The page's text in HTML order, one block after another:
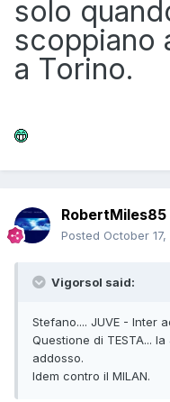
solo
scoppiano
a Torino.
RobertMiles85
Posted October
Vigorsol said:
Stefano.... JUVE - Inter
Questione di TESTA...
addosso.
Idem contro il MILAN.